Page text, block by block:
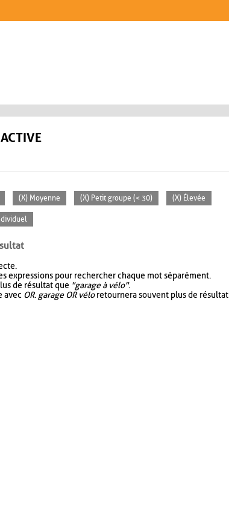
(X) Moyenne (X) Petit groupe (< 30) (X) Élevée
expressions pour rechercher chaque mot séparément.
de résultat que "garage à vélo".
avec OR. garage OR véloretournera souvent plus de résultat